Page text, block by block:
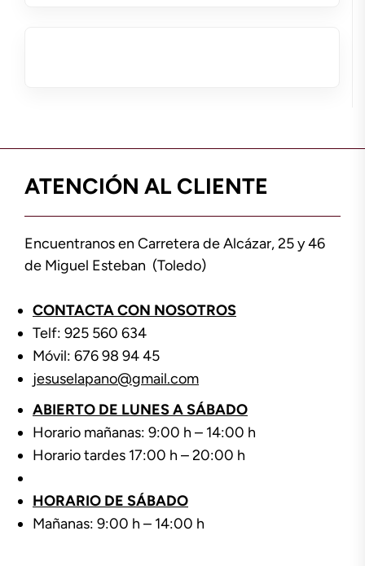
ATENCIÓN AL CLIENTE
Encuentranos en Carretera de Alcázar, 25 y 46
de Miguel Esteban (Toledo)
CONTACTA CON NOSOTROS
Telf: 925 560 634
Móvil: 676 98 94 45
jesuselapano@gmail.com
ABIERTO DE LUNES A SÁBADO
Horario mañanas: 9:00 h – 14:00 h
Horario tardes 17:00 h – 20:00 h
HORARIO DE SÁBADO
Mañanas: 9:00 h – 14:00 h